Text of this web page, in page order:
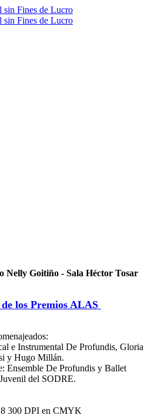
Nelly Goitiño - Sala Héctor Tosar
los Premios ALAS
e Instrumental De Profundis, Gloria
y Hugo Millán.
Ensemble De Profundis y Ballet
del SODRE.